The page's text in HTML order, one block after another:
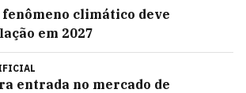
fenômeno climático deve
em 2027
entrada no mercado de